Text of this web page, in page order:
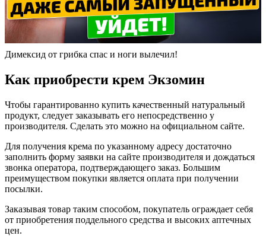
Димексид от грибка спас и ноги вылечил!
Как приобрести крем Экзомин
Чтобы гарантированно купить качественный натуральный
продукт, следует заказывать его непосредственно у
производителя. Сделать это можно на официальном сайте.
Для получения крема по указанному адресу достаточно
заполнить форму заявки на сайте производителя и дождаться
звонка оператора, подтверждающего заказ. Большим
преимуществом покупки является оплата при получении
посылки.
Заказывая товар таким способом, покупатель ограждает себя
от приобретения поддельного средства и высоких аптечных
цен.